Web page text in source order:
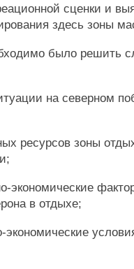
сценки и
здесь зоны
было решить
на северном
ресурсов зоны
экономические
в отдыхе;
экономические